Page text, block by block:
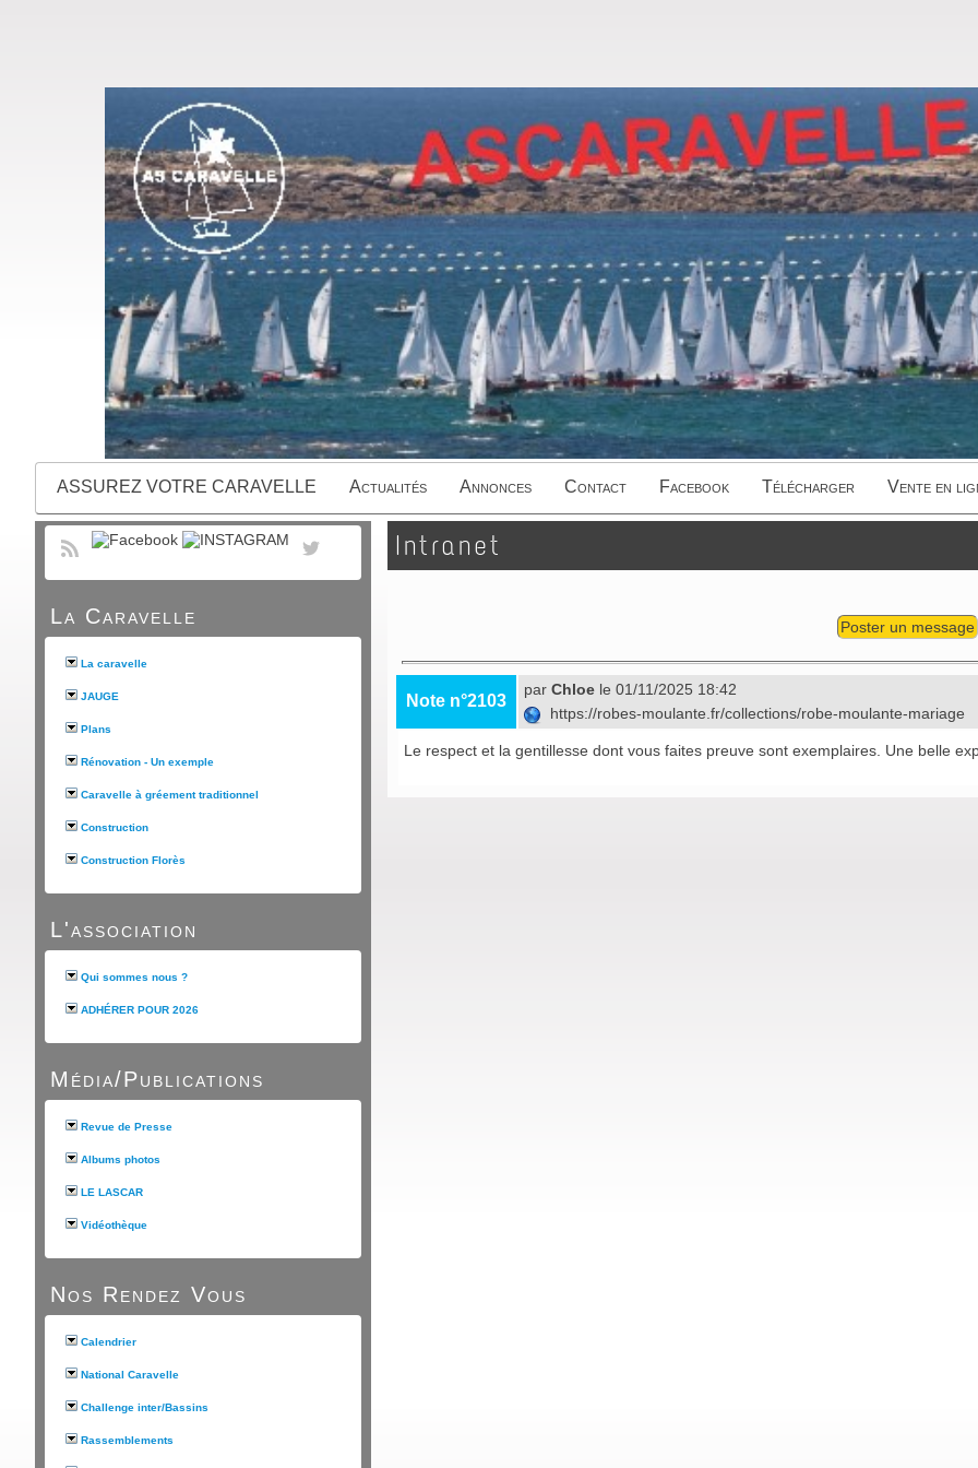
ASSUREZ VOTRE CARAVELLE Actualités Annonces Contact Facebook Télécharger Vente en
La Caravelle
La caravelle
JAUGE
Plans
Rénovation - Un exemple
Caravelle à gréement traditionnel
Construction
Construction Florès
L'association
Qui sommes nous ?
ADHÉRER POUR 2026
Média/Publications
Revue de Presse
Albums photos
LE LASCAR
Vidéothèque
Nos Rendez Vous
Calendrier
National Caravelle
Challenge inter/Bassins
Rassemblements
Intranet
Poster un message
Note n°2103
par Chloe le 01/11/2025 18:42
https://robes-moulante.fr/collections/robe-moulante-mariage
Le respect et la gentillesse dont vous faites preuve sont exemplaires. Une belle